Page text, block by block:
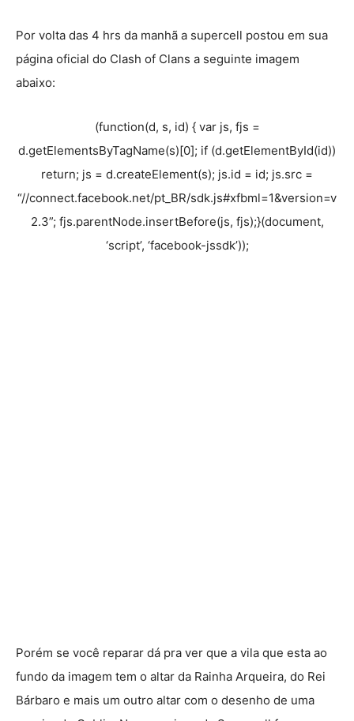
Por volta das 4 hrs da manhã a supercell postou em sua
página oficial do Clash of Clans a seguinte imagem
abaixo:
(function(d, s, id) { var js, fjs =
d.getElementsByTagName(s)[0]; if (d.getElementById(id))
return; js = d.createElement(s); js.id = id; js.src =
“//connect.facebook.net/pt_BR/sdk.js#xfbml=1&version=v
2.3”; fjs.parentNode.insertBefore(js, fjs);}(document,
‘script’, ‘facebook-jssdk’));
Porém se você reparar dá pra ver que a vila que esta ao
fundo da imagem tem o altar da Rainha Arqueira, do Rei
Bárbaro e mais um outro altar com o desenho de uma